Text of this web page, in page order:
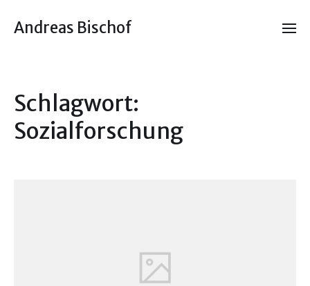
Andreas Bischof
Schlagwort:
Sozialforschung